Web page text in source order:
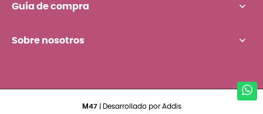
Guía de compra
Sobre nosotros
M47| Desarrollado porAddis